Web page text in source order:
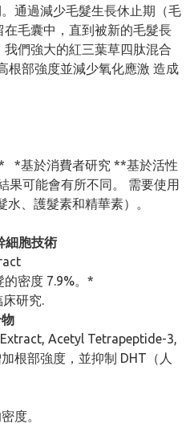
通過減少⽑髮⽣⻑休⽌期（⽑
⽑囊中，直到被新的⽑髮⻑
們強⼤的紅三葉草四肽混合
根部強度並減少氧化應激 造成
*基於消費者研究 **基於活性
果可能會有所不同。 需要使用
、護髮素和精華素）。
胞技術
的密度 7.9%。*
研究.
Acetyl Tetrapeptide-3,
根部強度，並抑制 DHT（⼈
度。